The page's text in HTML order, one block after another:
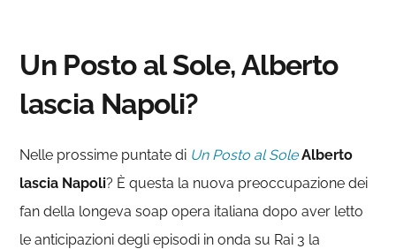
Un Posto al Sole, Alberto
lascia Napoli?
Nelle prossime puntate di Un Posto al Sole Alberto
lascia Napoli? È questa la nuova preoccupazione dei
fan della longeva soap opera italiana dopo aver letto
le anticipazioni degli episodi in onda su Rai 3 la